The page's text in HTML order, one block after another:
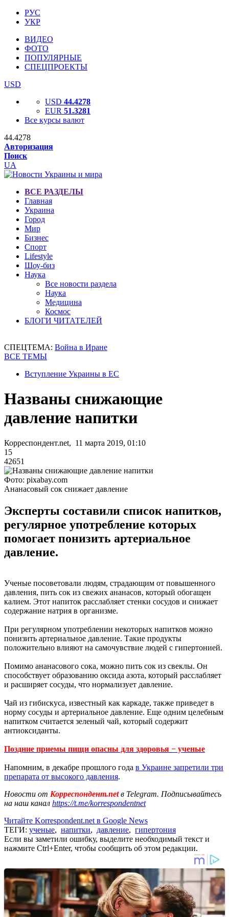
РУС
УКР
ВИДЕО
ФОТО
ПОПУЛЯРНЫЕ
СПЕЦПРОЕКТЫ
USD
USD 44.4278
EUR 51.3281
Все курсы валют
44.4278
Авторизация
Поиск
UA
ВСЕ РАЗДЕЛЫ
Главная
Украина
Город
Мир
Бизнес
Спорт
Lifestyle
Шоу-биз
Наука
Все новости раздела
Наука
Медицина
Космос
БЛОГИ ЧИТАТЕЛЕЙ
СПЕЦТЕМА: Война в Иране
ВСЕ ТЕМЫ
Вступление Украины в ЕС
Названы снижающие
давление напитки
Корреспондент.net, 11 марта 2019, 01:10
15
42651
Фото: pixabay.com
Ананасовый сок снижает давление
Эксперты составили список напитков,
регулярное употребление которых
помогает понизить артериальное
давление.
Ученые посоветовали людям, страдающим от повышенного
давления, пить сок из свежих ананасов, который обогащен
калием. Этот напиток расслабляет стенки сосудов и снижает
содержание натрия в организме.
При регулярном употреблении некоторых напитков можно
понизить артериальное давление. Такие продукты
положительно влияют на самочувствие людей с гипертонией.
Помимо ананасового сока, можно пить сок из свеклы. Он
способствует образованию оксида азота, который расслабляет
и расширяет сосуды, что нормализует давление.
Чай из гибискуса, известный как каркаде, также приведет в
норму сосуды и артериальное давление. Еще одним целебным
напитком считается зеленый чай, который содержит
антиоксиданты.
Поздние приемы пищи опасны для здоровья − ученые
Напомним, в декабре прошлого года в Украине запретили три
препарата от высокого давления.
Новости от Корреспондент.netв Telegram. Подписывайтесь
на наш канал https://t.me/korrespondentnet
Читайте Korrespondent.net в Google News
ТЕГИ: ученые, напитки, давление, гипертония
Если вы заметили ошибку, выделите необходимый текст и
нажмите Ctrl+Enter, чтобы сообщить об этом редакции.